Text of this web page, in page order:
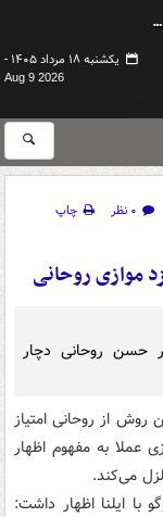
یکشنبه ۱۸ مرداد ۱۴۰۵ -
Aug 9 2026
۰ نظر
چاپ
موازی روحانی
حسن روحانی دچار
روش از روحانی امتیاز
عملا به مفهوم اظهار
می‌کند.
ایلنا اظهار داشت: